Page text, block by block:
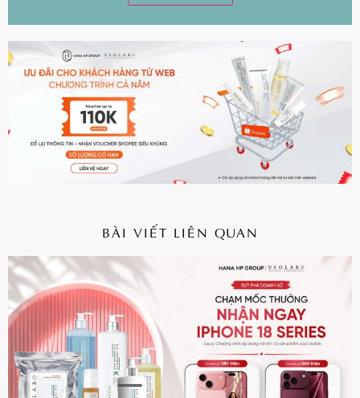
BÀI VIẾT LIÊN QUAN
CHI TIẾT